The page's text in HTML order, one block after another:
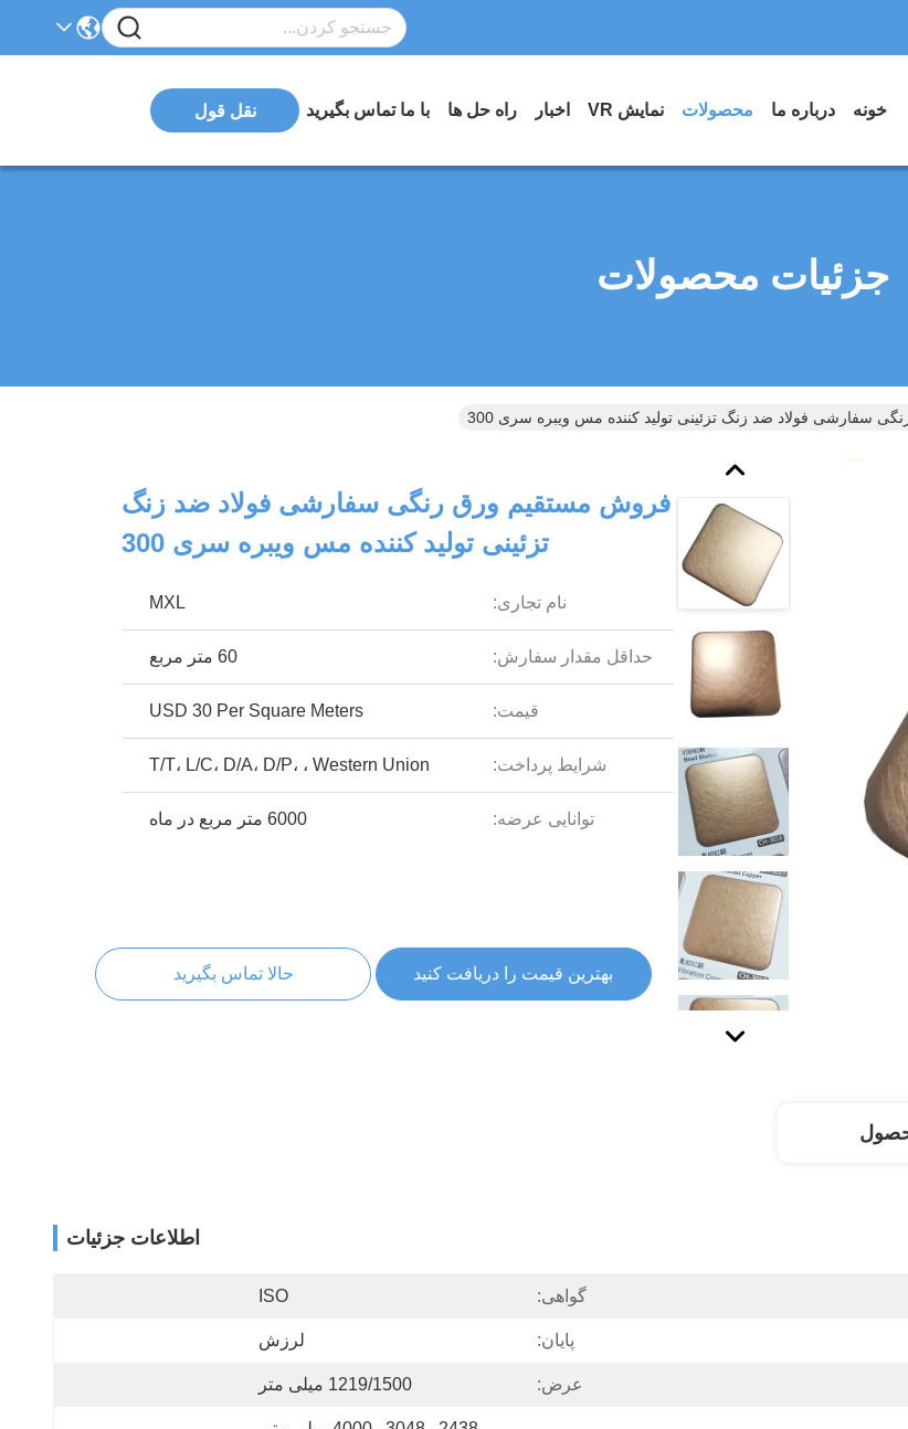
خونه درباره ما محصولات نمایش VR اخبار راه حل ها با ما تماس بگیرید نقل قول
جزئیات محصولات
سفارشی فولاد ضد زنگ تزئینی تولید کننده مس ویبره سری 300
فروش مستقیم ورق رنگی سفارشی فولاد ضد زنگ
تزئینی تولید کننده مس ویبره سری 300
نام تجاری: MXL
حداقل مقدار سفارش: 60 متر مربع
قیمت: USD 30 Per Square Meters
شرایط پرداخت: T/T، L/C، D/A، D/P، ، Western Union
توانایی عرضه: 6000 متر مربع در ماه
بهترین قیمت را دریافت کنید حالا تماس بگیرید
اطلاعات جزئیات
گواهی: ISO
پایان: لرزش
عرض: 1219/1500 میلی متر